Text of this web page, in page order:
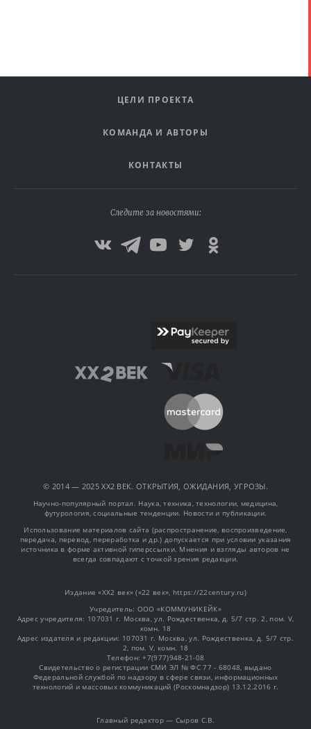
ЦЕЛИ ПРОЕКТА
КОМАНДА И АВТОРЫ
КОНТАКТЫ
Следите за новостями:
© 2014 — 2025 XX2 ВЕК. ОТКРЫТИЯ, ОЖИДАНИЯ, УГРОЗЫ.
Научно-популярный портал. Наука, техника, технологии, медицина,
футурология, социальные тенденции. Новости и публикации.
Использование материалов сайта (распространение, воспроизведение,
передача, перевод, переработка и др.) допускается при условии указания
источника в форме активной гиперссылки. Мнения и взгляды авторов не
всегда совпадают с точкой зрения редакции.
Издание «XX2 век» («22 век», https://22century.ru)
Учредитель: OOO «КОММУНИКЕЙК»
Адрес учредителя: 107031 г. Москва, ул. Рождественка, д. 5/7 стр. 2, пом. V,
комн. 18
Адрес издателя и редакции: 107031 г. Москва, ул. Рождественка, д. 5/7 стр.
2, пом. V, комн. 18
Телефон: +7(977)948-21-08
Свидетельство о регистрации СМИ ЭЛ № ФС 77 - 68048, выдано
Федеральной службой по надзору в сфере связи, информационных
технологий и массовых коммуникаций (Роскомнадзор) 13.12.2016 г.
Главный редактор — Сыров С.В.